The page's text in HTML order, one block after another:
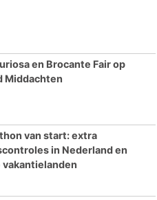
en Brocante Fair op
Middachten
van start: extra
in Nederland en